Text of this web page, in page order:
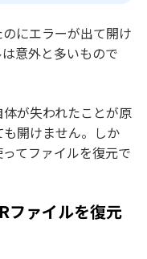
のにエラーが出て開け
意外と多いもので
が失われたことが原
開けません。しか
てファイルを復元で
ファイルを復元